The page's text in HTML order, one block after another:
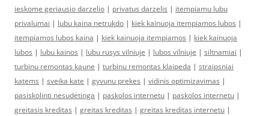
ieskome geriausio darzelio | privatus darzelis | itempiamu lubu
privalumai | lubu kaina netrukdo | kiek kainuoja itempiamos lubos |
itempiamos lubos kaina | kiek kainuoja itempiamos | kiek kainuoja
lubos | lubu kainos | lubu rusys vilniuje | lubos vilniuje | siltnamiai |
turbinu remontas kaune | turbinu remontas klaipeda | straipsniai
katems | sveika kate | gyvunu prekes | vidinis optimizavimas |
pasiskolinti nesudėtinga | paskolos internetu | paskolos internetu |
greitasis kreditas | greitas kreditas | greitas kreditas internetu |